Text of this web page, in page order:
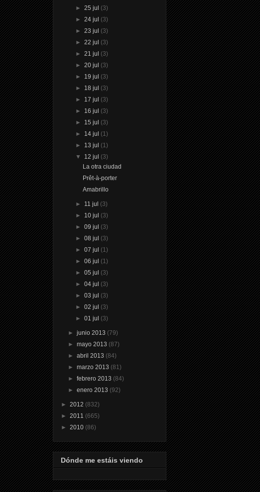
► 25 jul (3)
► 24 jul (3)
► 23 jul (3)
► 22 jul (3)
► 21 jul (3)
► 20 jul (3)
► 19 jul (3)
► 18 jul (3)
► 17 jul (3)
► 16 jul (3)
► 15 jul (3)
► 14 jul (1)
► 13 jul (1)
▼ 12 jul (3)
La otra ciudad
Prêt-à-porter
Amabrillo
► 11 jul (3)
► 10 jul (3)
► 09 jul (3)
► 08 jul (3)
► 07 jul (1)
► 06 jul (1)
► 05 jul (3)
► 04 jul (3)
► 03 jul (3)
► 02 jul (3)
► 01 jul (3)
►junio 2013 (79)
►mayo 2013 (87)
►abril 2013 (84)
►marzo 2013 (81)
►febrero 2013 (84)
►enero 2013 (92)
► 2012 (832)
► 2011 (665)
► 2010 (86)
Dónde me estáis viendo